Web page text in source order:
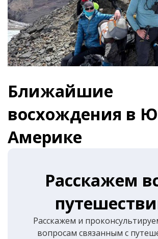
Ближайшие
восхождения в
Америке
Расскажем
Расскажем и
вопросам связанным с